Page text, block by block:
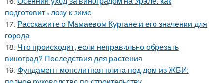
подготовить лозу к зиме
17. Расскажите о Мамаевом Кургане и его значении для
города
18. Что происходит, если неправильно обрезать
виноград? Последствия для растения
19. Фундамент монолитная плита под дом из ЖБИ: